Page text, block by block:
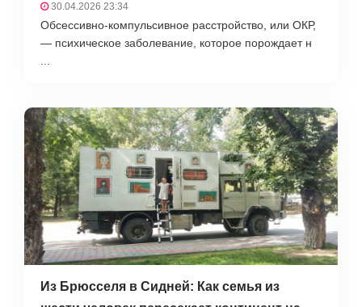
30.04.2026 23:34
Обсессивно-компульсивное расстройство, или ОКР,
— психическое заболевание, которое порождает н
Из Брюсселя в Сидней: Как семья из